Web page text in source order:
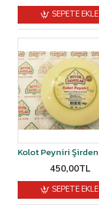
SEPETE EKLE
450,00TL
SEPETE EKLE